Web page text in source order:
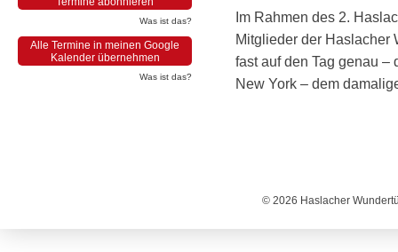
Im Rahmen des 2.
Mitglieder der Haslacher
fast auf den Tag genau
New York – dem
Was ist das?
Alle Termine in meinen Google
Kalender übernehmen
Was ist das?
© 2026 Haslacher